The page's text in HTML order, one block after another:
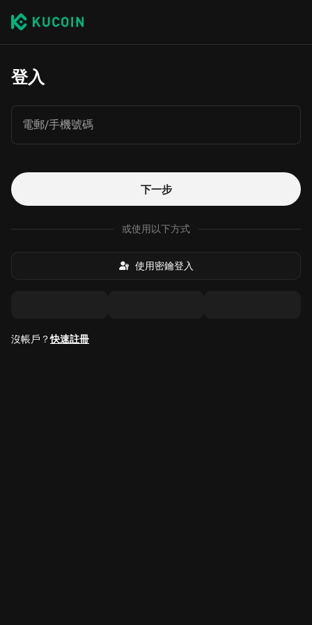
登入
電郵/手機號碼
下一步
或使用以下方式
使用密鑰登入
沒帳戶？快速註冊